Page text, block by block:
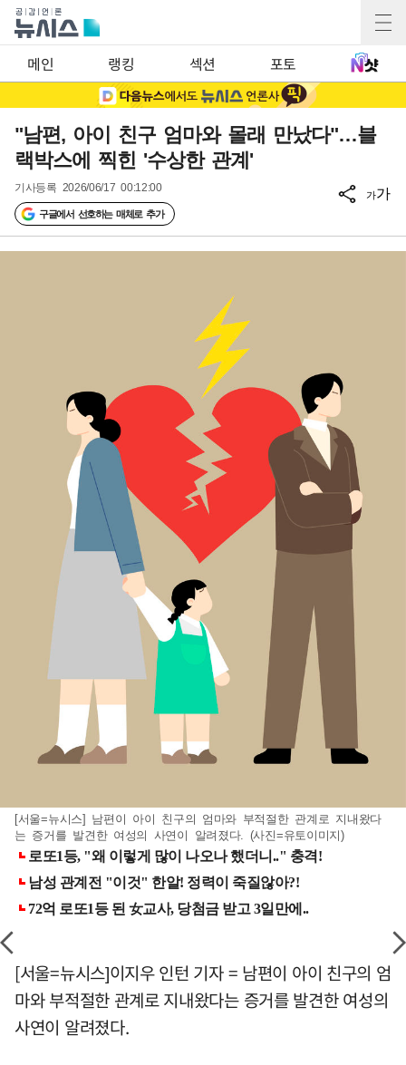
메인 랭킹 섹션 포토
"남편, 아이 친구 엄마와 몰래 만났다"…블
랙박스에 찍힌 '수상한 관계'
기사등록 2026/06/17 00:12:00
구글에서 선호하는 매체로 추가
가가
[서울=뉴시스] 남편이 아이 친구의 엄마와 부적절한 관계로 지내왔다
는 증거를 발견한 여성의 사연이 알려졌다. (사진=유토이미지)
[서울=뉴시스]이지우 인턴 기자 = 남편이 아이 친구의 엄
마와 부적절한 관계로 지내왔다는 증거를 발견한 여성의
사연이 알려졌다.